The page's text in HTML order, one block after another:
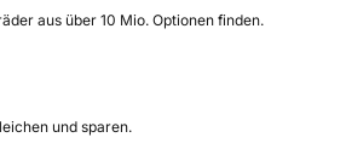
aus über 10 Mio. Optionen finden.
und sparen.